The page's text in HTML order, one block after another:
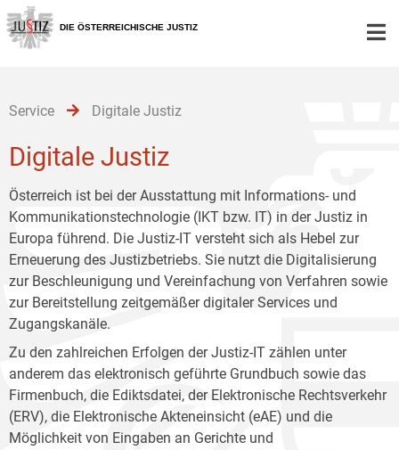
Zur
Hauptnavigation
[1]
Zum
Inhalt
[2]
Zum
Untermenü
[3]
DIE ÖSTERREICHISCHE JUSTIZ
Service Digitale Justiz
Digitale Justiz
Österreich ist bei der Ausstattung mit Informations- und
Kommunikationstechnologie (IKT bzw. IT) in der Justiz in
Europa führend. Die Justiz-IT versteht sich als Hebel zur
Erneuerung des Justizbetriebs. Sie nutzt die Digitalisierung
zur Beschleunigung und Vereinfachung von Verfahren sowie
zur Bereitstellung zeitgemäßer digitaler Services und
Zugangskanäle.
Zu den zahlreichen Erfolgen der Justiz-IT zählen unter
anderem das elektronisch geführte Grundbuch sowie das
Firmenbuch, die Ediktsdatei, der Elektronische Rechtsverkehr
(ERV), die Elektronische Akteneinsicht (eAE) und die
Möglichkeit von Eingaben an Gerichte und